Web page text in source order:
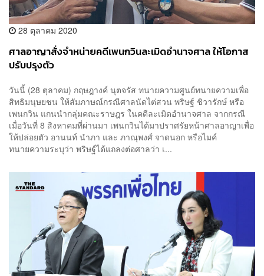
28 ตุลาคม 2020
ศาลอาญาสั่งจำหน่ายคดีเพนกวินละเมิดอำนาจศาล ให้โอกาส
ปรับปรุงตัว
วันนี้ (28 ตุลาคม) กฤษฎางค์ นุตจรัส ทนายความศูนย์ทนายความเพื่อ
สิทธิมนุษยชน ให้สัมภาษณ์กรณีศาลนัดไต่สวน พริษฐ์ ชิวารักษ์ หรือ
เพนกวิน แกนนำกลุ่มคณะราษฎร ในคดีละเมิดอำนาจศาล จากกรณี
เมื่อวันที่ 8 สิงหาคมที่ผ่านมา เพนกวินได้มาปราศรัยหน้าศาลอาญาเพื่อ
ให้ปล่อยตัว อานนท์ นำภา และ ภาณุพงศ์ จาดนอก หรือไมค์
ทนายความระบุว่า พริษฐ์ได้แถลงต่อศาลว่า เ...